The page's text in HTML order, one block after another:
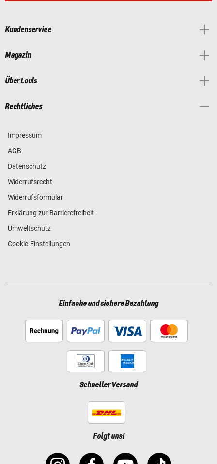
Kundenservice
Magazin
Über Louis
Rechtliches
Impressum
AGB
Datenschutz
Widerrufsrecht
Widerrufsformular
Erklärung zur Barrierefreiheit
Umweltschutz
Cookie-Einstellungen
Einfache und sichere Bezahlung
Schneller Versand
Folgt uns!